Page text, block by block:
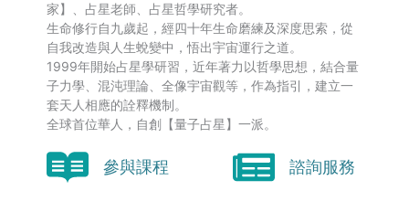
家】、占星老師、占星哲學研究者。
生命修行自九歲起，經四十年生命磨練及深度思索，從
自我改造與人生蛻變中，悟出宇宙運行之道。
1999年開始占星學研習，近年著力以哲學思想，結合量
子力學、混沌理論、全像宇宙觀等，作為指引，建立一
套天人相應的詮釋機制。
全球首位華人，自創【量子占星】一派。
參與課程 諮詢服務